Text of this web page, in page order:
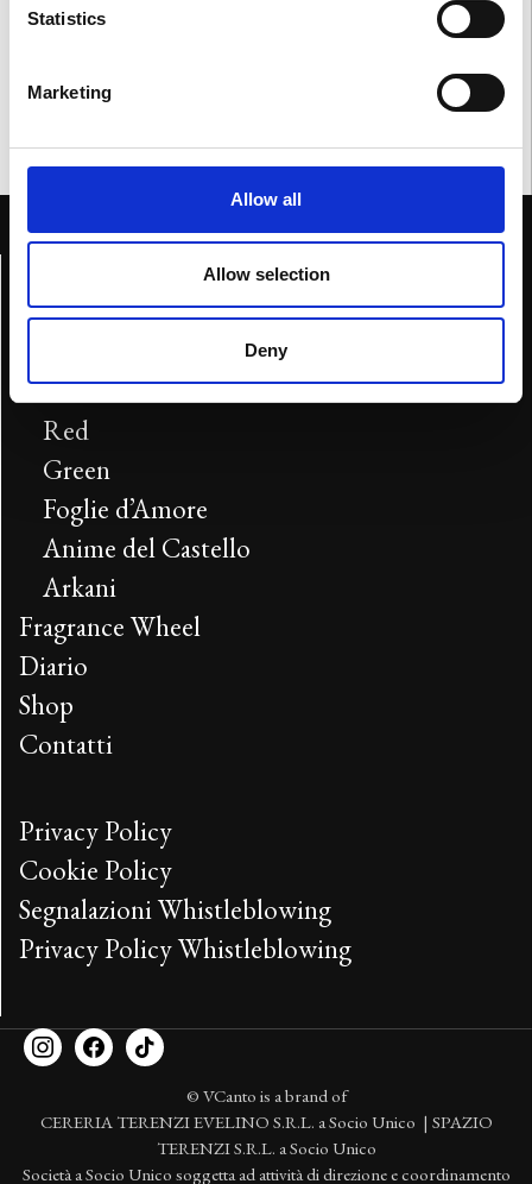
Statistics
Marketing
Allow all
Allow selection
Deny
Il Team V Canto
Genesi
Blue
Red
Green
Foglie d’Amore
Anime del Castello
Arkani
Fragrance Wheel
Diario
Shop
Contatti
Privacy Policy
Cookie Policy
Segnalazioni Whistleblowing
Privacy Policy Whistleblowing
© VCanto is a brand of
CERERIA TERENZI EVELINO S.R.L. a Socio Unico | SPAZIO
TERENZI S.R.L. a Socio Unico
Società a Socio Unico soggetta ad attività di direzione e coordinamento